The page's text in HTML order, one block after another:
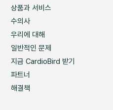
상품과 서비스
수의사
우리에 대해
일반적인 문제
지금 CardioBird 받기
파트너
해결책